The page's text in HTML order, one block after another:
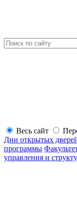
Весь сайт
Дни открытых
программы
управления и